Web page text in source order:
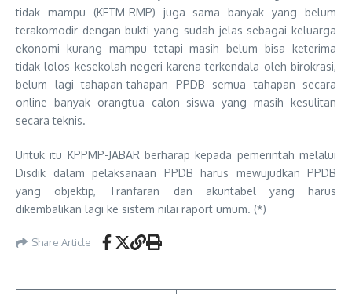
tidak mampu (KETM-RMP) juga sama banyak yang belum
terakomodir dengan bukti yang sudah jelas sebagai keluarga
ekonomi kurang mampu tetapi masih belum bisa keterima
tidak lolos kesekolah negeri karena terkendala oleh birokrasi,
belum lagi tahapan-tahapan PPDB semua tahapan secara
online banyak orangtua calon siswa yang masih kesulitan
secara teknis.
Untuk itu KPPMP-JABAR berharap kepada pemerintah melalui
Disdik dalam pelaksanaan PPDB harus mewujudkan PPDB
yang objektip, Tranfaran dan akuntabel yang harus
dikembalikan lagi ke sistem nilai raport umum. (*)
Share Article